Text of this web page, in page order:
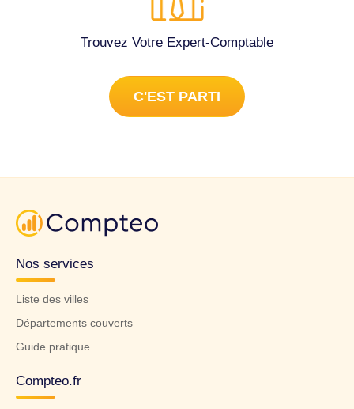
Trouvez Votre Expert-Comptable
C'EST PARTI
Nos services
Liste des villes
Départements couverts
Guide pratique
Compteo.fr